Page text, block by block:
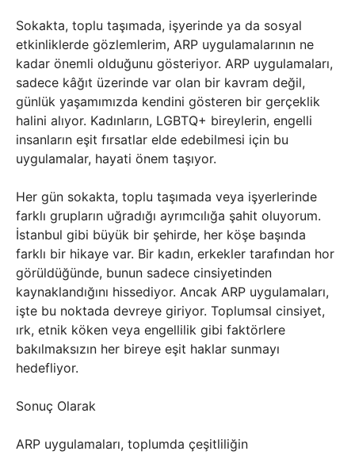
Sokakta, toplu taşımada, işyerinde ya da sosyal
etkinliklerde gözlemlerim, ARP uygulamalarının ne
kadar önemli olduğunu gösteriyor. ARP uygulamaları,
sadece kâğıt üzerinde var olan bir kavram değil,
günlük yaşamımızda kendini gösteren bir gerçeklik
halini alıyor. Kadınların, LGBTQ+ bireylerin, engelli
insanların eşit fırsatlar elde edebilmesi için bu
uygulamalar, hayati önem taşıyor.
Her gün sokakta, toplu taşımada veya işyerlerinde
farklı grupların uğradığı ayrımcılığa şahit oluyorum.
İstanbul gibi büyük bir şehirde, her köşe başında
farklı bir hikaye var. Bir kadın, erkekler tarafından hor
görüldüğünde, bunun sadece cinsiyetinden
kaynaklandığını hissediyor. Ancak ARP uygulamaları,
işte bu noktada devreye giriyor. Toplumsal cinsiyet,
ırk, etnik köken veya engellilik gibi faktörlere
bakılmaksızın her bireye eşit haklar sunmayı
hedefliyor.
Sonuç Olarak
ARP uygulamaları, toplumda çeşitliliğin